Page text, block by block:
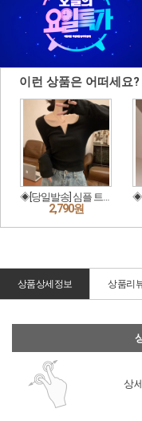
상품상세정보 상품리
상